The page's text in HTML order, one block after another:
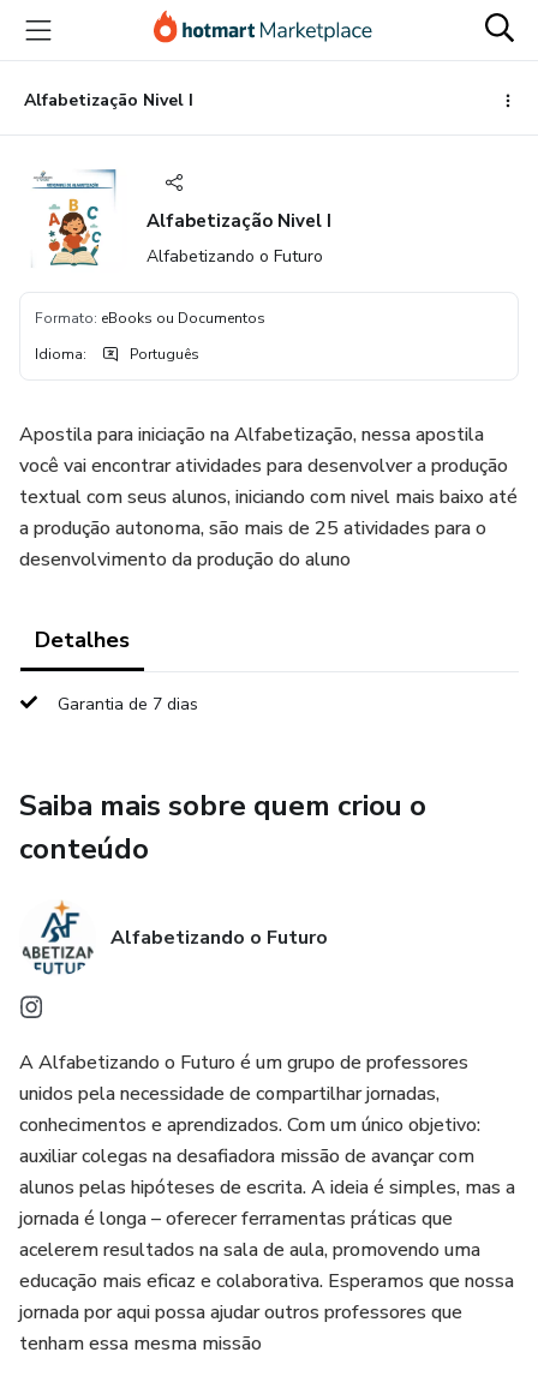
para
conteúdo
principal
para
pagamento
para
rodapé
Alfabetização Nivel I
Alfabetização Nivel I
Alfabetizando o Futuro
Formato: eBooks ou Documentos
Idioma: Português
Apostila para iniciação na Alfabetização, nessa apostila
você vai encontrar atividades para desenvolver a produção
textual com seus alunos, iniciando com nivel mais baixo até
a produção autonoma, são mais de 25 atividades para o
desenvolvimento da produção do aluno
Detalhes
Garantia de 7 dias
Saiba mais sobre quem criou o
conteúdo
Alfabetizando o Futuro
A Alfabetizando o Futuro é um grupo de professores
unidos pela necessidade de compartilhar jornadas,
conhecimentos e aprendizados. Com um único objetivo:
auxiliar colegas na desafiadora missão de avançar com
alunos pelas hipóteses de escrita. A ideia é simples, mas a
jornada é longa – oferecer ferramentas práticas que
acelerem resultados na sala de aula, promovendo uma
educação mais eficaz e colaborativa. Esperamos que nossa
jornada por aqui possa ajudar outros professores que
tenham essa mesma missão